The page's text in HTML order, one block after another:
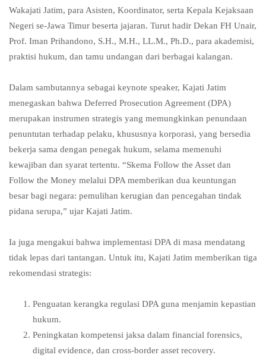
Wakajati Jatim, para Asisten, Koordinator, serta Kepala Kejaksaan
Negeri se-Jawa Timur beserta jajaran. Turut hadir Dekan FH Unair,
Prof. Iman Prihandono, S.H., M.H., LL.M., Ph.D., para akademisi,
praktisi hukum, dan tamu undangan dari berbagai kalangan.
Dalam sambutannya sebagai keynote speaker, Kajati Jatim
menegaskan bahwa Deferred Prosecution Agreement (DPA)
merupakan instrumen strategis yang memungkinkan penundaan
penuntutan terhadap pelaku, khususnya korporasi, yang bersedia
bekerja sama dengan penegak hukum, selama memenuhi
kewajiban dan syarat tertentu. “Skema Follow the Asset dan
Follow the Money melalui DPA memberikan dua keuntungan
besar bagi negara: pemulihan kerugian dan pencegahan tindak
pidana serupa,” ujar Kajati Jatim.
Ia juga mengakui bahwa implementasi DPA di masa mendatang
tidak lepas dari tantangan. Untuk itu, Kajati Jatim memberikan tiga
rekomendasi strategis:
Penguatan kerangka regulasi DPA guna menjamin kepastian
hukum.
Peningkatan kompetensi jaksa dalam financial forensics,
digital evidence, dan cross-border asset recovery.